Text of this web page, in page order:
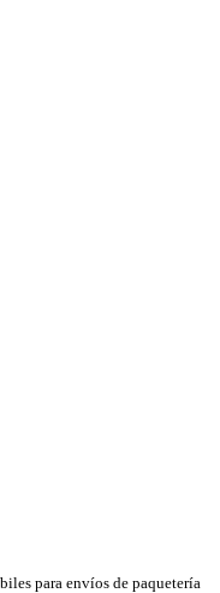
para envíos de paquetería